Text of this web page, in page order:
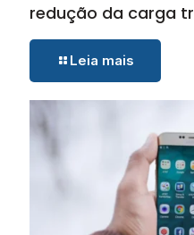
redução da carga
Leia mais